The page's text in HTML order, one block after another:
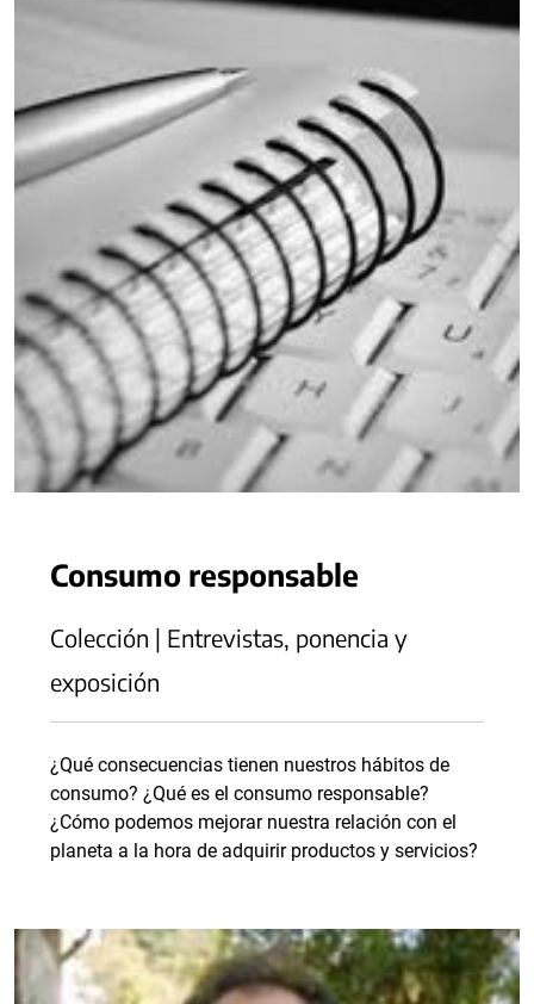
Consumo responsable
Colección | Entrevistas, ponencia y
exposición
¿Qué consecuencias tienen nuestros hábitos de
consumo? ¿Qué es el consumo responsable?
¿Cómo podemos mejorar nuestra relación con el
planeta a la hora de adquirir productos y servicios?